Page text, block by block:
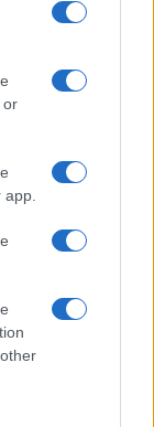
or
salire su un
ma la
sta.”